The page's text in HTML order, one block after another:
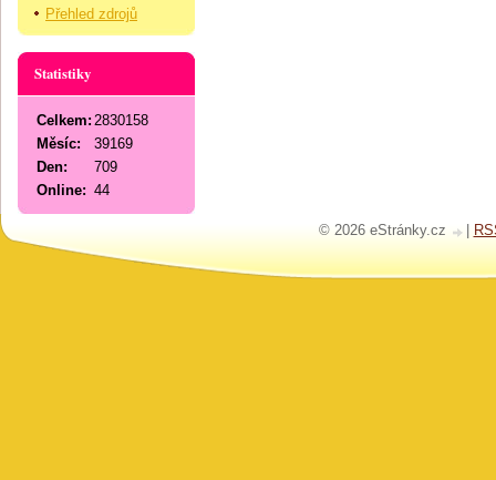
Přehled zdrojů
Statistiky
Online: 44
Celkem: 2830158
Měsíc:
39169
Den:
709
© 2026 eStránky.cz